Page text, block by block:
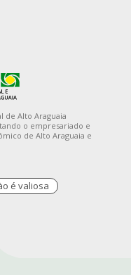
de Alto Araguaia
o empresariado e
de Alto Araguaia e
é valiosa